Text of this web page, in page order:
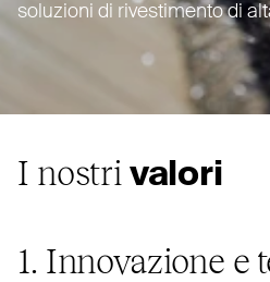
soluzioni di rive­stimento di
I nostrivalori
1. Innovazione e